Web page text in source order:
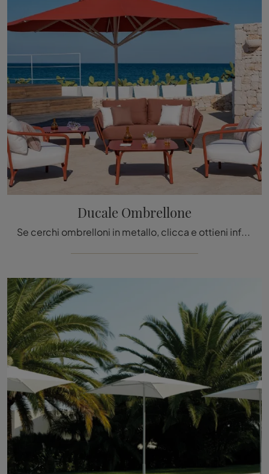
Ducale Ombrellone
Se cerchi ombrelloni in metallo, clicca e ottieni informazioni sul modello Ducale Ombrellone dell'azienda Emu.